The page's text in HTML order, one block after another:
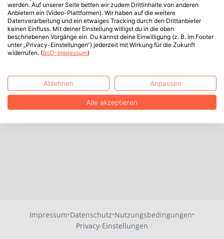
Impressum·Datenschutz·Nutzungsbedingungen·
Privacy-Einstellungen
werden. Auf unserer Seite betten wir zudem Drittinhalte von anderen
Anbietern ein (Video-Plattformen). Wir haben auf die weitere
Datenverarbeitung und ein etwaiges Tracking durch den Drittanbieter
keinen Einfluss. Mit deiner Einstellung willigst du in die oben
beschriebenen Vorgänge ein. Du kannst deine Einwilligung (z. B. im Footer
unter „Privacy-Einstellungen“) jederzeit mit Wirkung für die Zukunft
widerrufen. (BoD-Impressum)
Ablehnen Anpassen
Alle akzeptieren